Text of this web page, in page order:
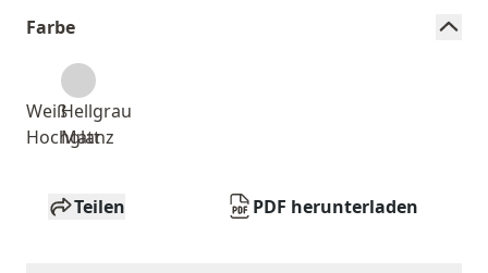
Farbe
Weiß
Hochglanz
Hellgrau
Matt
Teilen PDF herunterladen